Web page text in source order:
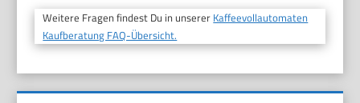
Weitere Fragen findest Du in unserer Kaffeevollautomaten
Kaufberatung FAQ-Übersicht.